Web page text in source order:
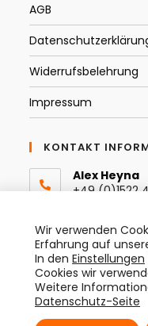
AGB
Widerrufsbelehrung
Impressum
KONTAKT
Alex Heyna
+49 (0)1522
Email:
Instagram
Wir verwenden
Erfahrung auf
In den Einstellungen
Cookies wir
Weitere
Datenschutz-Seite